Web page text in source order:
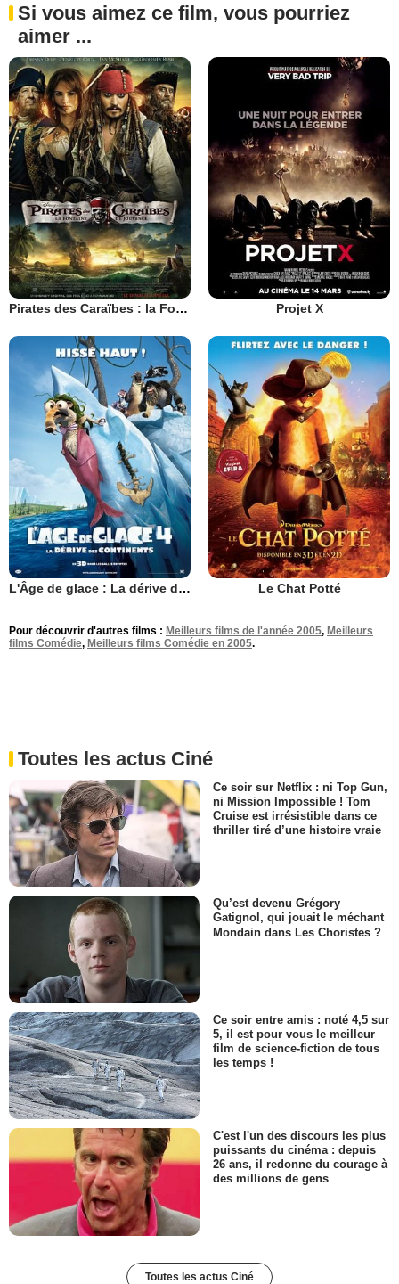
Si vous aimez ce film, vous pourriez
aimer ...
Pirates des Caraïbes : la Fontaine de Jouvence Projet X
L'Âge de glace : La dérive des continents Le Chat Potté
Pour découvrir d'autres films : Meilleurs films de l'année 2005, Meilleurs
films Comédie, Meilleurs films Comédie en 2005.
Toutes les actus Ciné
Ce soir sur Netflix : ni Top Gun,
ni Mission Impossible ! Tom
Cruise est irrésistible dans ce
thriller tiré d’une histoire vraie
Qu’est devenu Grégory
Gatignol, qui jouait le méchant
Mondain dans Les Choristes ?
Ce soir entre amis : noté 4,5 sur
5, il est pour vous le meilleur
film de science-fiction de tous
les temps !
C'est l'un des discours les plus
puissants du cinéma : depuis
26 ans, il redonne du courage à
des millions de gens
Toutes les actus Ciné